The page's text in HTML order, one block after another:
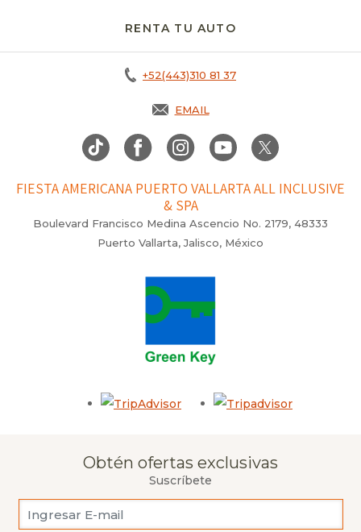
RENTA TU AUTO
+52(443)310 81 37
EMAIL
FIESTA AMERICANA PUERTO VALLARTA ALL INCLUSIVE
& SPA
Boulevard Francisco Medina Ascencio No. 2179, 48333
Puerto Vallarta, Jalisco, México
Opens in a new tab.
Obtén ofertas exclusivas
Suscríbete